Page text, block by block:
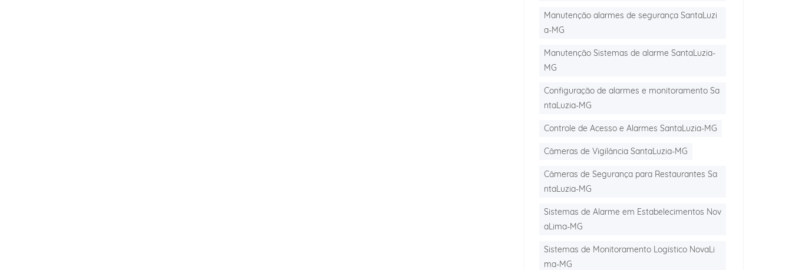
Manutenção alarmes de segurança SantaLuzi
a-MG
Manutenção Sistemas de alarme SantaLuzia-
MG
Configuração de alarmes e monitoramento Sa
ntaLuzia-MG
Controle de Acesso e Alarmes SantaLuzia-MG
Câmeras de Vigilância SantaLuzia-MG
Câmeras de Segurança para Restaurantes Sa
ntaLuzia-MG
Sistemas de Alarme em Estabelecimentos Nov
aLima-MG
Sistemas de Monitoramento Logístico NovaLi
ma-MG